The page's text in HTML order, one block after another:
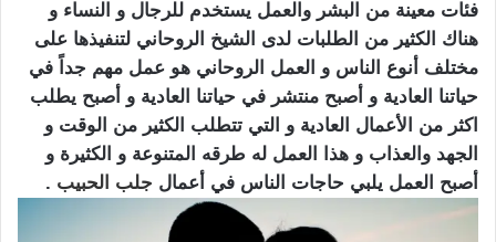
فئات معينة من البشر والعمل يستخدم للرجال و النساء و
هناك الكثير من الطلبات لدى الشيخ الروحاني لتنفيذها على
مختلف أنوع الناس و العمل الروحاني هو عمل مهم جداً في
حياتنا العادية و أصبح منتشر في حياتنا العادية و أصبح يطلب
اكثر من الأعمال العادية و التي تتطلب الكثير من الوقت و
الجهد والعذاب و هذا العمل له طرقه المتنوعة و الكثيرة و
أصبح العمل يلبي حاجات الناس في أعمال جلب الحبيب .